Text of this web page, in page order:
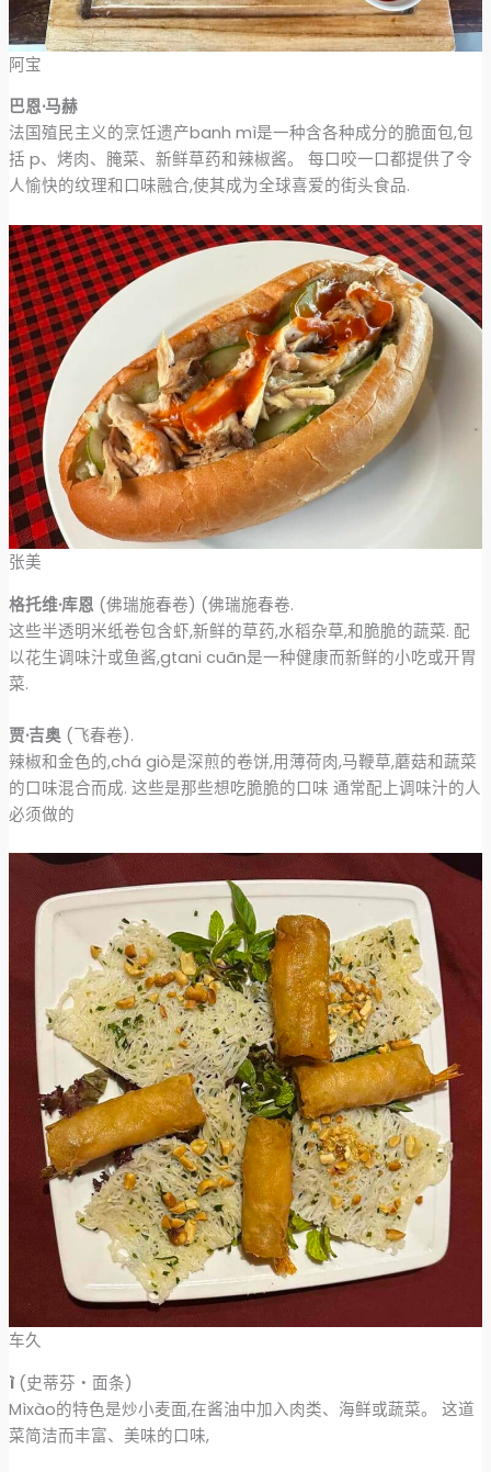
阿宝
巴恩·马赫
法国殖民主义的烹饪遗产banh mì是一种含各种成分的脆面包,包
括 p、烤肉、腌菜、新鲜草药和辣椒酱。 每口咬一口都提供了令
人愉快的纹理和口味融合,使其成为全球喜爱的街头食品.
张美
格托维·库恩 (佛瑞施春卷) (佛瑞施春卷.
这些半透明米纸卷包含虾,新鲜的草药,水稻杂草,和脆脆的蔬菜. 配
以花生调味汁或鱼酱,gtani cuãn是一种健康而新鲜的小吃或开胃
菜.
贾·吉奥(飞春卷).
辣椒和金色的,chá giò是深煎的卷饼,用薄荷肉,马鞭草,蘑菇和蔬菜
的口味混合而成. 这些是那些想吃脆脆的口味 通常配上调味汁的人
必须做的
车久
ì(史蒂芬・面条)
Mìxào的特色是炒小麦面,在酱油中加入肉类、海鲜或蔬菜。 这道
菜简洁而丰富、美味的口味,